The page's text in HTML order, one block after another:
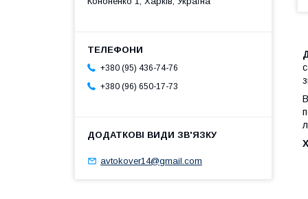
+380 (95) 436-74-76
+380 (96) 650-17-73
avtokover14@gmail.com